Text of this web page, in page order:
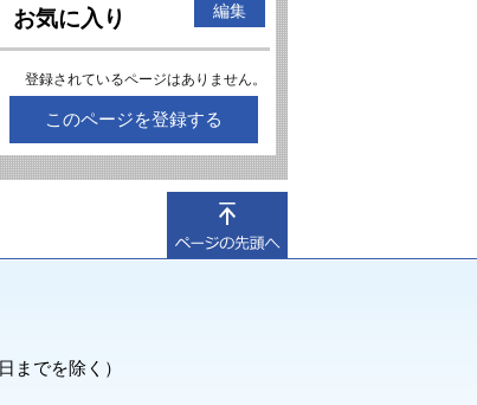
お気に入り 編集
登録されているページはありません。
このページを登録する
までを除く）